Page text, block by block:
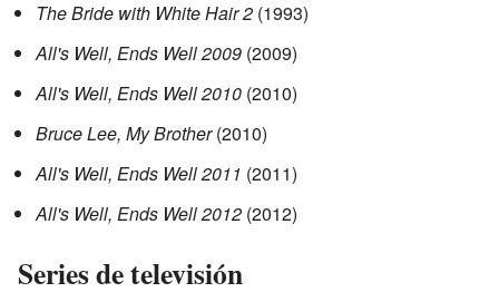
The Bride with White Hair 2 (1993)
All's Well, Ends Well 2009 (2009)
All's Well, Ends Well 2010 (2010)
Bruce Lee, My Brother(2010)
All's Well, Ends Well 2011 (2011)
All's Well, Ends Well 2012 (2012)
Series de televisión